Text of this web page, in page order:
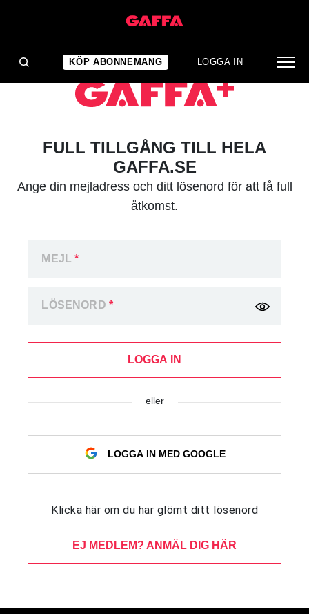
KÖP ABONNEMANG LOGGA IN
FULL TILLGÅNG TILL HELA
GAFFA.SE
Ange din mejladress och ditt lösenord för att få full
åtkomst.
MEJL*
LÖSENORD *
LOGGA IN
eller
LOGGA IN MED GOOGLE
Klicka här om du har glömt ditt lösenord
EJ MEDLEM? ANMÄL DIG HÄR